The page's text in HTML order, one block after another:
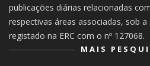
publicações diárias relacionadas
respectivas áreas associadas, sob
registado na ERC com o nº 127068.
MAIS